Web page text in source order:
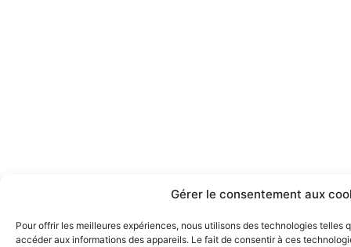
Gérer le consentement aux
Pour offrir les meilleures expériences, nous utilisons des technologies telles
accéder aux informations des appareils. Le fait de consentir à ces